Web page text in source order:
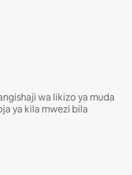
wa likizo ya muda
ya kila mwezi bila